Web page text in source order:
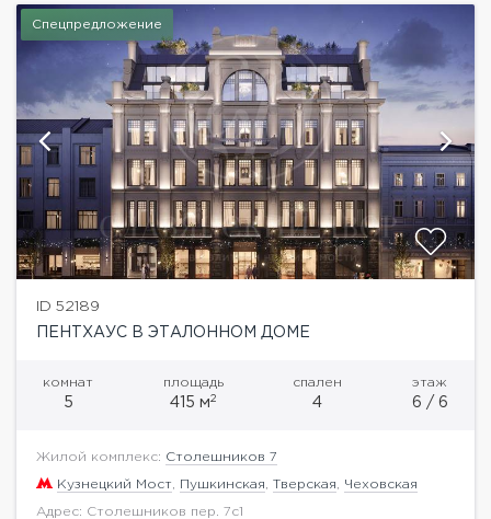
Спецпредложение
ID 52189
ПЕНТХАУС В ЭТАЛОННОМ ДОМЕ
комнат
5
площадь
415 м2
спален
4
этаж
6 / 6
Жилой комплекс: Столешников 7
Кузнецкий Мост Пушкинская Тверская Чеховская
Адрес: Столешников пер. 7с1